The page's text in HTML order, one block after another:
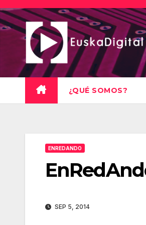
Saltar
al
contenido
¿QUÉ SOMOS?
ENREDANDO
SEP 5, 2014